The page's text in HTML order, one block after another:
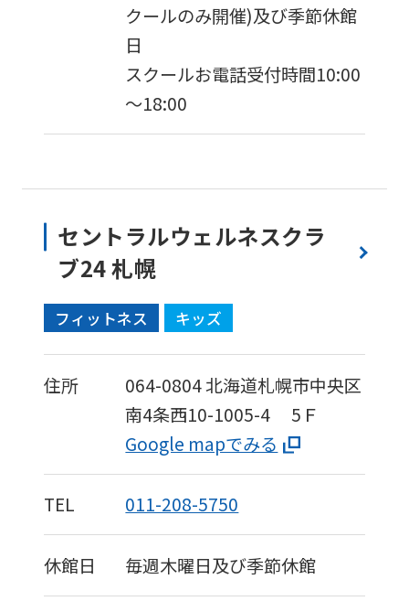
クールのみ開催)及び季節休館
日
スクールお電話受付時間10:00
～18:00
セントラルウェルネスクラ
ブ24 札幌
フィットネス キッズ
住所 064-0804北海道札幌市中央区
南4条西10-1005-4
5Ｆ
Google mapでみる
TEL 011-208-5750
休館日 毎週木曜日及び季節休館